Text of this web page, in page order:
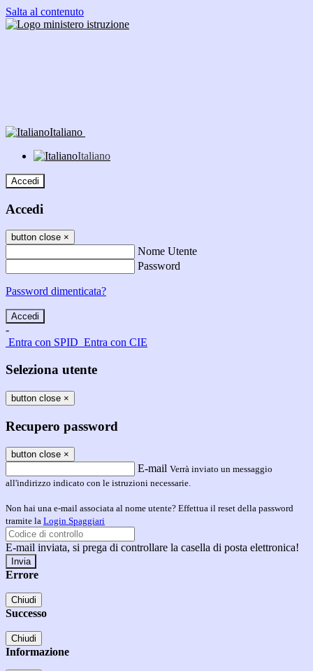
Salta al contenuto
Italiano
Italiano
Accedi
Accedi
button close ×
Nome Utente
Password
Password dimenticata?
-
Entra con SPID Entra con CIE
Seleziona utente
button close ×
Recupero password
button close ×
E-mail Verrà inviato un messaggio
all'indirizzo indicato con le istruzioni necessarie.
Non hai una e-mail associata al nome utente? Effettua il reset della password
tramite la Login Spaggiari
E-mail inviata, si prega di controllare la casella di posta elettronica!
Errore
Chiudi
Successo
Chiudi
Informazione